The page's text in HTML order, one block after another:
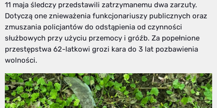
11 maja śledczy przedstawili zatrzymanemu dwa zarzuty.
Dotyczą one znieważenia funkcjonariuszy publicznych oraz
zmuszania policjantów do odstąpienia od czynności
służbowych przy użyciu przemocy i gróźb. Za popełnione
przestępstwa 62-latkowi grozi kara do 3 lat pozbawienia
wolności.